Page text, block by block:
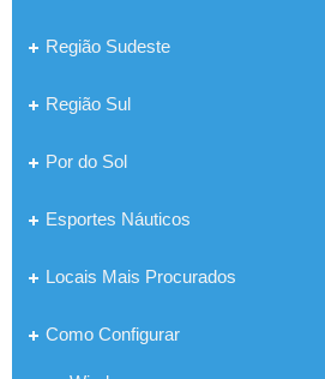
Região Sudeste
Região Sul
Por do Sol
Esportes Náuticos
Locais Mais Procurados
Como Configurar